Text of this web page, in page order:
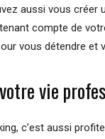
aussi vous créer
compte de
vous détendre et
vie
c’est aussi